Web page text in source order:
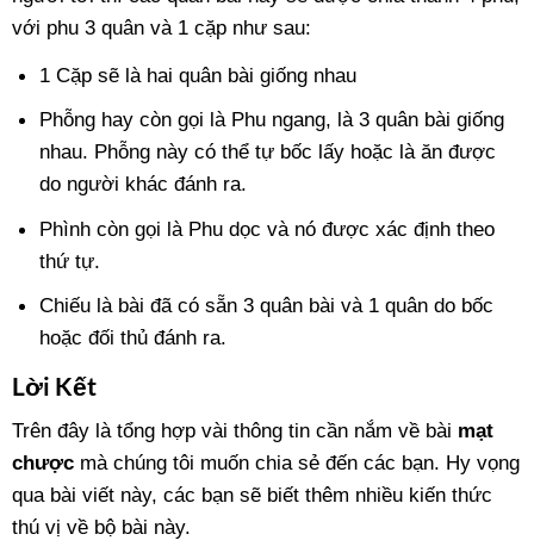
với phu 3 quân và 1 cặp như sau:
1 Cặp sẽ là hai quân bài giống nhau
Phỗng hay còn gọi là Phu ngang, là 3 quân bài giống
nhau. Phỗng này có thể tự bốc lấy hoặc là ăn được
do người khác đánh ra.
Phình còn gọi là Phu dọc và nó được xác định theo
thứ tự.
Chiếu là bài đã có sẵn 3 quân bài và 1 quân do bốc
hoặc đối thủ đánh ra.
Lời Kết
Trên đây là tổng hợp vài thông tin cần nắm về bài mạt
chược mà chúng tôi muốn chia sẻ đến các bạn. Hy vọng
qua bài viết này, các bạn sẽ biết thêm nhiều kiến thức
thú vị về bộ bài này.